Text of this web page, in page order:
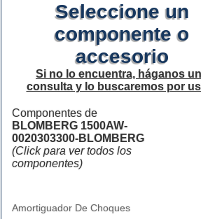
Seleccione un
componente o
accesorio
Si no lo encuentra, háganos
consulta y lo buscaremos por
Componentes de
BLOMBERG 1500AW-
0020303300-BLOMBERG
(Click para ver todos los
componentes)
Amortiguador De Choques